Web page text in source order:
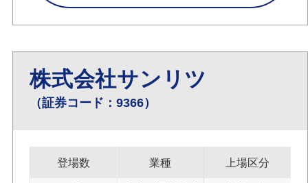
株式会社サンリツ
（証券コード：9366）
登場数 業種 上場区分